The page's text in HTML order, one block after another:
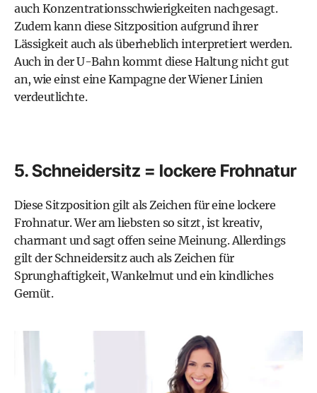
auch Konzentrationsschwierigkeiten nachgesagt.
Zudem kann diese Sitzposition aufgrund ihrer
Lässigkeit auch als überheblich interpretiert werden.
Auch in der U-Bahn kommt diese Haltung nicht gut
an, wie einst eine Kampagne der Wiener Linien
verdeutlichte.
5. Schneidersitz = lockere Frohnatur
Diese Sitzposition gilt als Zeichen für eine lockere
Frohnatur. Wer am liebsten so sitzt, ist kreativ,
charmant und sagt offen seine Meinung. Allerdings
gilt der Schneidersitz auch als Zeichen für
Sprunghaftigkeit, Wankelmut und ein kindliches
Gemüt.